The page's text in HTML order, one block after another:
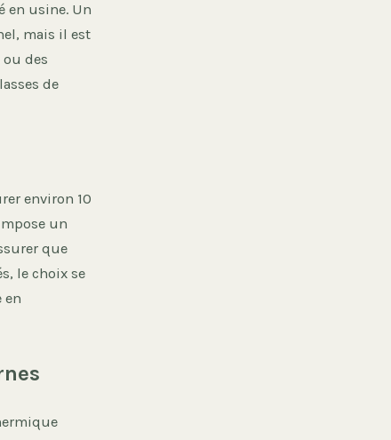
en usine. Un
mais il est
des
de
environ 10
un
que
le choix se
en